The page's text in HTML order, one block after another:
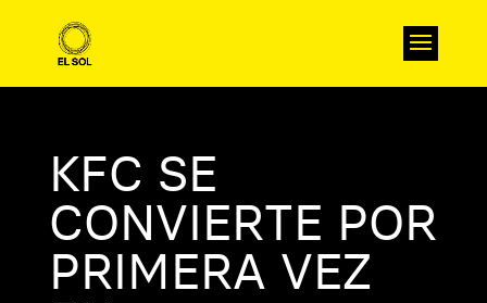
KFC SE
CONVIERTE POR
PRIMERA VEZ